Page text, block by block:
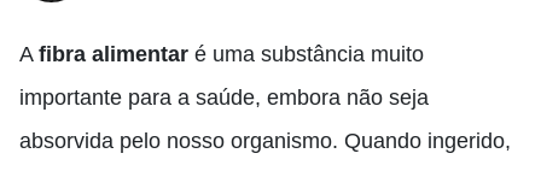
A fibra alimentar é uma substância muito
importante para a saúde, embora não seja
absorvida pelo nosso organismo. Quando ingerido,